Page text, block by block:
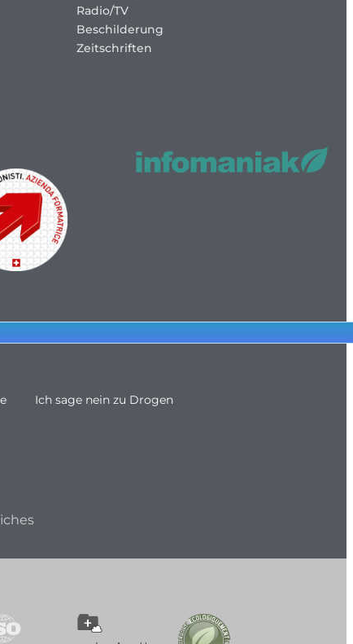
Radio/TV
Beschilderung
Zeitschriften
Ich sage nein zu Drogen